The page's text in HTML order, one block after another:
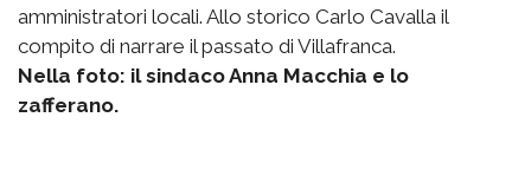
amministratori locali. Allo storico Carlo Cavalla il
compito di narrare il passato di Villafranca.
Nella foto: il sindaco Anna Macchia e lo
zafferano.